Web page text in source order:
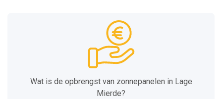
Wat is de opbrengst van zonnepanelen in Lage
Mierde?